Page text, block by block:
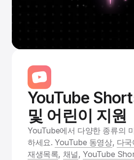
YouTube
및 어린이 지원
YouTube에서 다양한 종류의
하세요.YouTube 동영상, 다
재생목록, 채널,YouTube